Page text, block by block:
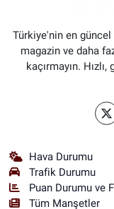
Türkiye'nin en
magazin ve daha
kaçırmayın.
Hava Durumu
Trafik Durumu
Puan Durumu ve
Tüm Manşetler